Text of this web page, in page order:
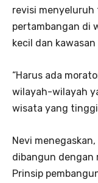
revisi
pertambangan di
kecil dan kawasan
“Harus ada
wilayah-wilayah
wisata yang
Nevi
dibangun dengan
Prinsip